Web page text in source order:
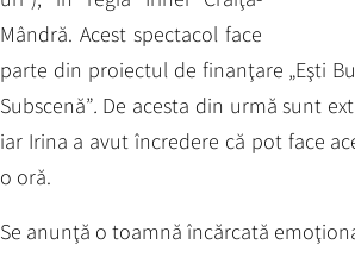
Mândră. Acest spectacol face
parte din proiectul de finanţare „Eşti
Subscenă”. De acesta din urmă sunt
iar Irina a avut încredere că pot face
o oră.
Se anunţă o toamnă încărcată